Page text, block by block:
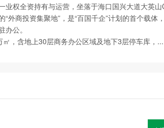
权全资持有与运营，坐落于海口国兴大道大英山
外商投资集聚地”，是“百国千企”计划的首个载体
办公。
，含地上30层商务办公区域及地下3层停车库，...